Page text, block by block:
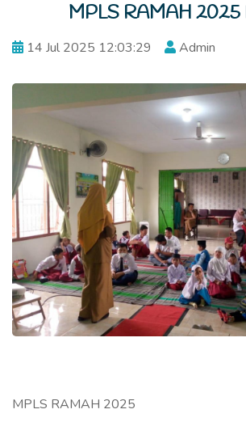
MPLS RAMAH 2025
14 Jul 2025 12:03:29 Admin
MPLS RAMAH 2025